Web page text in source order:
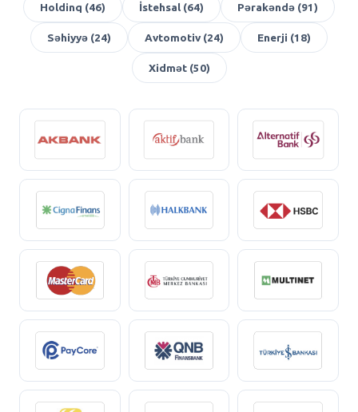
Holdinq (46) İstehsal (64) Pərakəndə (91)
Səhiyyə (24) Avtomotiv (24) Enerji (18)
Xidmət (50)